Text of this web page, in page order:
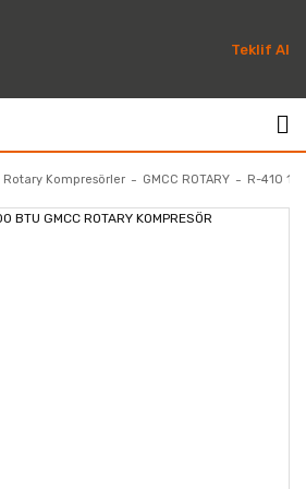
Teklif Al
Rotary Kompresörler GMCC ROTARY R-410